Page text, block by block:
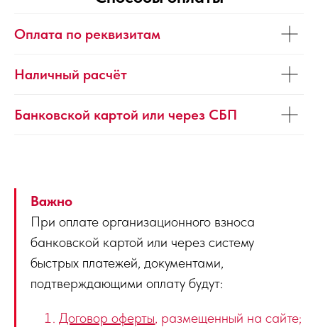
Оплата по реквизитам
Наличный расчёт
Банковской картой или через СБП
Важно
При оплате организационного взноса
банковской картой или через систему
быстрых платежей, документами,
подтверждающими оплату будут:
Договор оферты, размещенный на сайте;